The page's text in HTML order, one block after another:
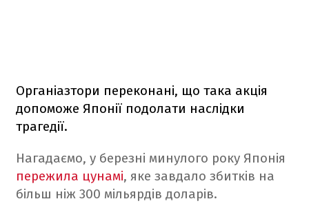
Органіазтори переконані, що така акція
допоможе Японії подолати наслідки
трагедії.
Нагадаємо, у березні минулого року Японія
пережила цунамі, яке завдало збитків на
більш ніж 300 мільярдів доларів.